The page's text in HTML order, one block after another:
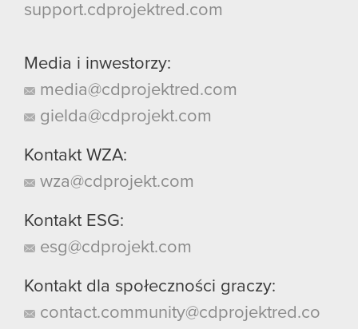
support.cdprojektred.com
Media i inwestorzy:
media@cdprojektred.com
gielda@cdprojekt.com
Kontakt WZA:
wza@cdprojekt.com
Kontakt ESG:
esg@cdprojekt.com
Kontakt dla społeczności graczy:
contact.community@cdprojektred.co